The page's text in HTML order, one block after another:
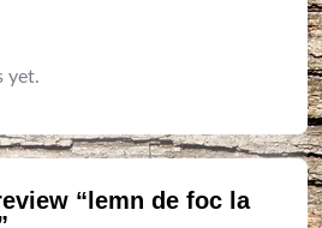
yet.
“lemn de foc la